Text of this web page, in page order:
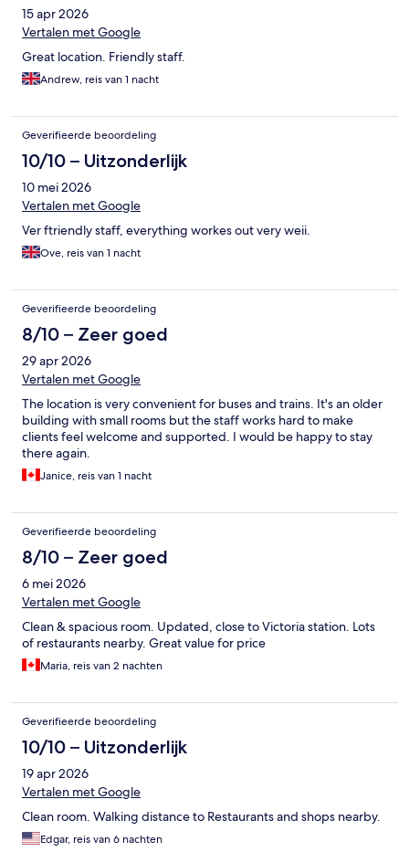
15 apr 2026
Vertalen met Google
Great location. Friendly staff.
Andrew, reis van 1 nacht
Geverifieerde beoordeling
10/10 – Uitzonderlijk
10 mei 2026
Vertalen met Google
Ver ftriendly staff, everything workes out very weii.
Ove, reis van 1 nacht
Geverifieerde beoordeling
8/10 – Zeer goed
29 apr 2026
Vertalen met Google
The location is very convenient for buses and trains. It's an older
building with small rooms but the staff works hard to make
clients feel welcome and supported. I would be happy to stay
there again.
Janice, reis van 1 nacht
Geverifieerde beoordeling
8/10 – Zeer goed
6 mei 2026
Vertalen met Google
Clean & spacious room. Updated, close to Victoria station. Lots
of restaurants nearby. Great value for price
Maria, reis van 2 nachten
Geverifieerde beoordeling
10/10 – Uitzonderlijk
19 apr 2026
Vertalen met Google
Clean room. Walking distance to Restaurants and shops nearby.
Edgar, reis van 6 nachten